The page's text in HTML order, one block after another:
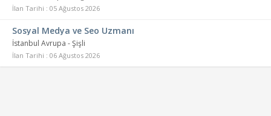
İlan Tarihi : 05 Ağustos 2026
Sosyal Medya ve Seo Uzmanı
İstanbul Avrupa - Şişli
İlan Tarihi : 06 Ağustos 2026